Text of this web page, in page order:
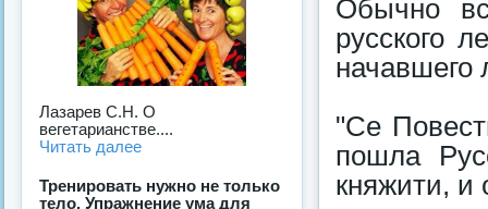
Обычно
русского
начавшего
"Се
пошла
княжити, и
Лазарев С.Н. О
вегетарианстве....
Читать далее
Тренировать нужно не только
тело. Упражнение ума для